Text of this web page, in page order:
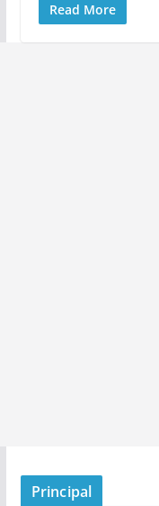
Read More
Principal